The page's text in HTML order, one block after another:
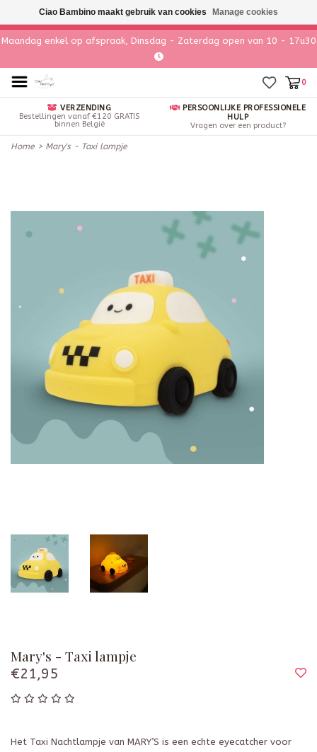
Maandag enkel op afspraak, Dinsdag - Zaterdag open van 10 - 17u30
0
VERZENDING
Bestellingen vanaf €120 GRATIS
binnen België
PERSOONLIJKE PROFESSIONELE
HULP
Vragen over een product?
Home > Mary's - Taxi lampje
Mary's - Taxi lampje
€21,95
Het Taxi Nachtlampje van MARY’S is een echte eyecatcher voor
Ciao Bambino maakt gebruik van cookies Manage cookies